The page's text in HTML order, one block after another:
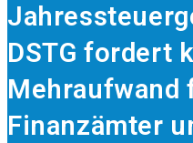
DSTG fordert
Mehraufwand
Finanzämter